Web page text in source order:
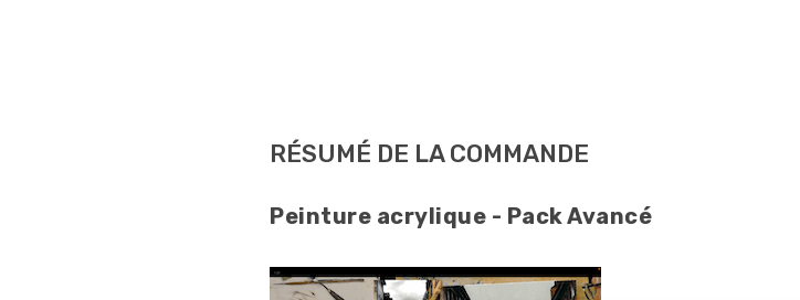
RÉSUMÉ DE LA COMMANDE
Peinture acrylique - Pack Avancé